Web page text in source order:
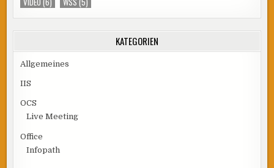
KATEGORIEN
Allgemeines
IIS
OCS
Live Meeting
Office
Infopath